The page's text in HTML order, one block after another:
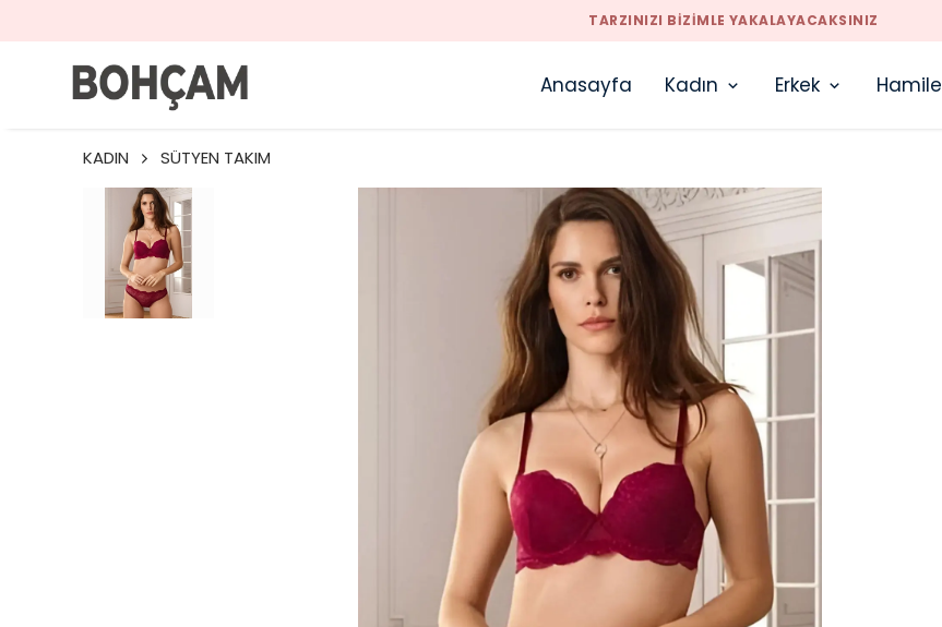
TARZINIZI BIZIMLE YAKALAYACAKSINIZ
Anasayfa Kadın Erkek Hamile
KADIN SÜTYEN TAKIM